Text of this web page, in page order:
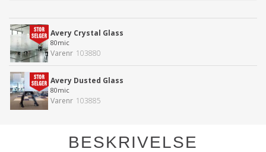
Avery Crystal Glass
80mic
Varenr 103880
Avery Dusted Glass
80mic
Varenr 103885
BESKRIVELSE